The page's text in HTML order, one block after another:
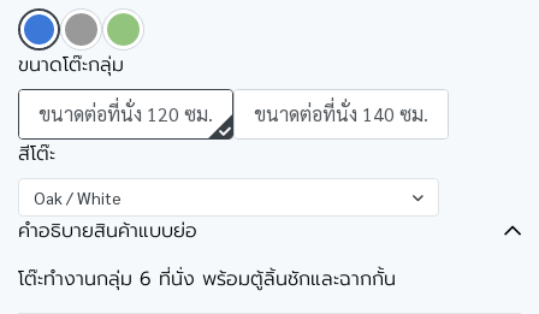
ขนาดโต๊ะกลุ่ม
ขนาดต่อที่นั่ง 120 ซม. ขนาดต่อที่นั่ง 140 ซม.
สีโต๊ะ
Oak / White
คำอธิบายสินค้าแบบย่อ
โต๊ะทำงานกลุ่ม 6 ที่นั่ง พร้อมตู้ลิ้นชักและฉากกั้น